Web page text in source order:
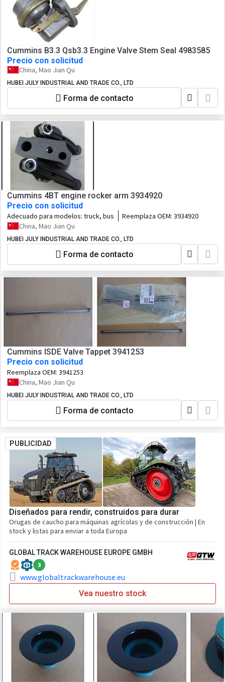
Cummins B3.3 Qsb3.3 Engine Valve Stem Seal 4983585
Precio con solicitud
China, Mao Jian Qu
HUBEI JULY INDUSTRIAL AND TRADE CO., LTD
Forma de contacto
Cummins 4BT engine rocker arm 3934920
Precio con solicitud
Adecuado para modelos: truck, bus Reemplaza OEM: 3934920
China, Mao Jian Qu
HUBEI JULY INDUSTRIAL AND TRADE CO., LTD
Forma de contacto
Cummins ISDE Valve Tappet 3941253
Precio con solicitud
Reemplaza OEM: 3941253
China, Mao Jian Qu
HUBEI JULY INDUSTRIAL AND TRADE CO., LTD
Forma de contacto
PUBLICIDAD
Diseñados para rendir, construidos para durar
Orugas de caucho para máquinas agrícolas y de construcción | En
stock y listas para enviar a toda Europa
GLOBAL TRACK WAREHOUSE EUROPE GMBH
3
www.globaltrackwarehouse.eu
Vea nuestro stock